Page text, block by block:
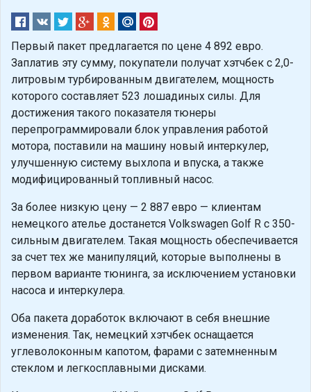
Первый пакет предлагается по цене 4 892 евро.
Заплатив эту сумму, покупатели получат хэтчбек с 2,0-
литровым турбированным двигателем, мощность
которого составляет 523 лошадиных силы. Для
достижения такого показателя тюнеры
перепрограммировали блок управления работой
мотора, поставили на машину новый интеркулер,
улучшенную систему выхлопа и впуска, а также
модифицированный топливный насос.
За более низкую цену — 2 887 евро — клиентам
немецкого ателье достанется Volkswagen Golf R с 350-
сильным двигателем. Такая мощность обеспечивается
за счет тех же манипуляций, которые выполнены в
первом варианте тюнинга, за исключением установки
насоса и интеркулера.
Оба пакета доработок включают в себя внешние
изменения. Так, немецкий хэтчбек оснащается
углеволоконным капотом, фарами с затемненным
стеклом и легкосплавными дисками.